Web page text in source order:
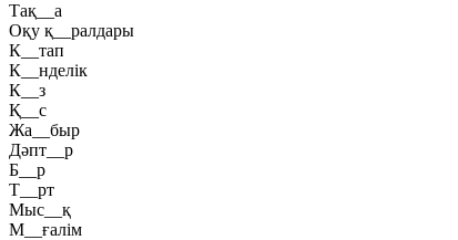
Тақ__а
Оқу қ__ралдары
К__тап
К__нделік
К__з
Қ__с
Жа__быр
Дәпт__р
Б__р
Т__рт
Мыс__қ
М__ғалім